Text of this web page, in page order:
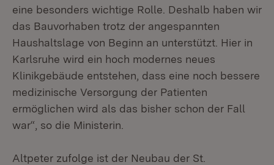
eine besonders wichtige Rolle. Deshalb haben wir
das Bauvorhaben trotz der angespannten
Haushaltslage von Beginn an unterstützt. Hier in
Karlsruhe wird ein hoch modernes neues
Klinikgebäude entstehen, dass eine noch bessere
medizinische Versorgung der Patienten
ermöglichen wird als das bisher schon der Fall
war“, so die Ministerin.
Altpeter zufolge ist der Neubau der St.